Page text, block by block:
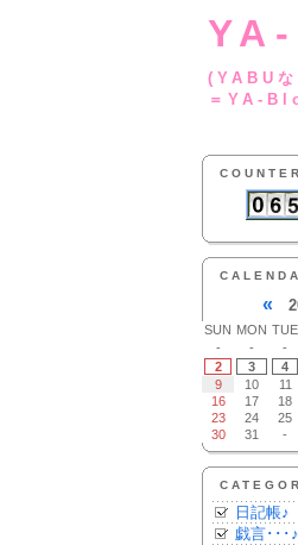
＝YA-
COUNTER
«
SUN MON TUE
-
- -
2
3 4
9
10 11
16
17 18
23
24 25
30
31 -
日記帳♪
戯言･･･♪